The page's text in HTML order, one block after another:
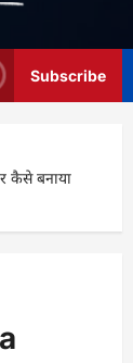
Subscribe
कैसे बनाया